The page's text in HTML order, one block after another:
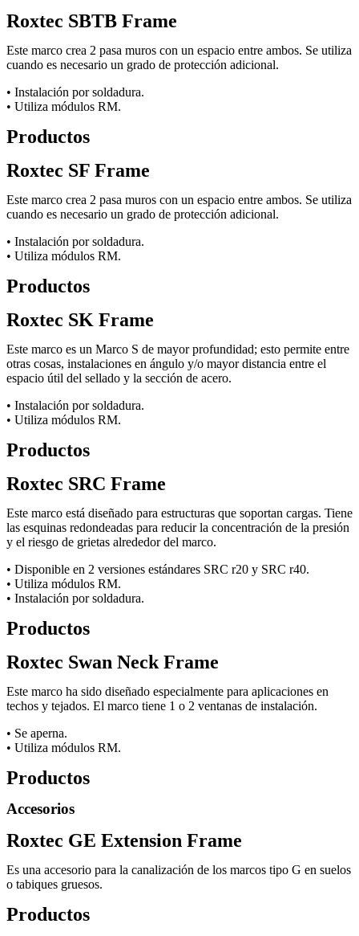
Roxtec SBTB Frame
Este marco crea 2 pasa muros con un espacio entre ambos. Se utiliza
cuando es necesario un grado de protección adicional.
• Instalación por soldadura.
• Utiliza módulos RM.
Productos
Roxtec SF Frame
Este marco crea 2 pasa muros con un espacio entre ambos. Se utiliza
cuando es necesario un grado de protección adicional.
• Instalación por soldadura.
• Utiliza módulos RM.
Productos
Roxtec SK Frame
Este marco es un Marco S de mayor profundidad; esto permite entre
otras cosas, instalaciones en ángulo y/o mayor distancia entre el
espacio útil del sellado y la sección de acero.
• Instalación por soldadura.
• Utiliza módulos RM.
Productos
Roxtec SRC Frame
Este marco está diseñado para estructuras que soportan cargas. Tiene
las esquinas redondeadas para reducir la concentración de la presión
y el riesgo de grietas alrededor del marco.
• Disponible en 2 versiones estándares SRC r20 y SRC r40.
• Utiliza módulos RM.
• Instalación por soldadura.
Productos
Roxtec Swan Neck Frame
Este marco ha sido diseñado especialmente para aplicaciones en
techos y tejados. El marco tiene 1 o 2 ventanas de instalación.
• Se aperna.
• Utiliza módulos RM.
Productos
Accesorios
Roxtec GE Extension Frame
Es una accesorio para la canalización de los marcos tipo G en suelos
o tabiques gruesos.
Productos